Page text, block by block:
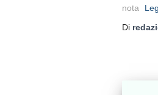
nota
Di